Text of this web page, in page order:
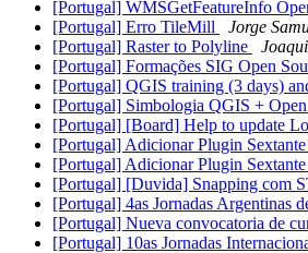
[Portugal] WMSGetFeatureInfo
[Portugal] Erro TileMill
Jorge
[Portugal] Raster to Polyline
[Portugal] Formações SIG Open
[Portugal] QGIS training (3 days)
[Portugal] Simbologia QGIS +
[Portugal] [Board] Help to update
[Portugal] Adicionar Plugin
[Portugal] Adicionar Plugin
[Portugal] [Duvida] Snapping com
[Portugal] 4as Jornadas Argentinas
[Portugal] Nueva convocatoria de
[Portugal] 10as Jornadas